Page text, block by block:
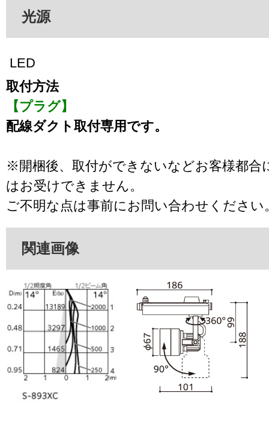
光源
LED
取付方法
【プラグ】
配線ダクト取付専用です。
※開梱後、取付ができないなどお客様都合
はお受けできません。
ご不明な点は事前にお問い合わせください
関連画像